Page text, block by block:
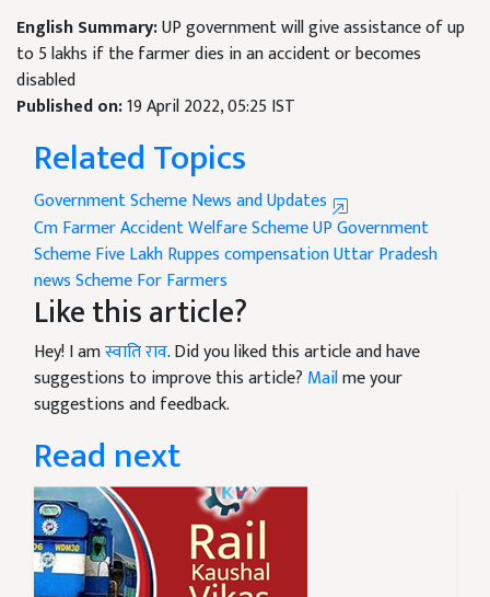
English Summary:UP government will give assistance of up
to 5 lakhs if the farmer dies in an accident or becomes
disabled
Published on:19 April 2022, 05:25 IST
Related Topics
Government Scheme News and Updates
Cm Farmer Accident Welfare SchemeUP Government
SchemeFive Lakh Ruppes compensationUttar Pradesh
newsScheme For Farmers
Like this article?
Hey! I amस्वाति राव. Did you liked this article and have
suggestions to improve this article? Mailme your
suggestions and feedback.
Read next